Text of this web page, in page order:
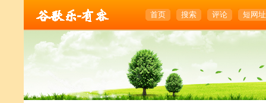
首页 搜索 评论 短网址